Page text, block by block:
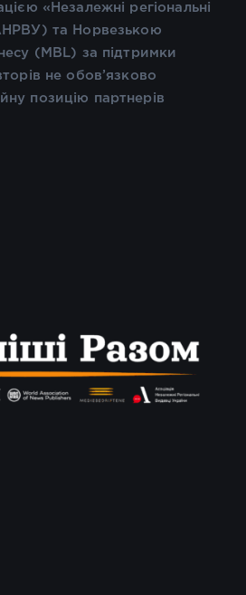
«Незалежні регіональні
та Норвезькою
(MBL) за підтримки
не обов’язково
позицію партнерів